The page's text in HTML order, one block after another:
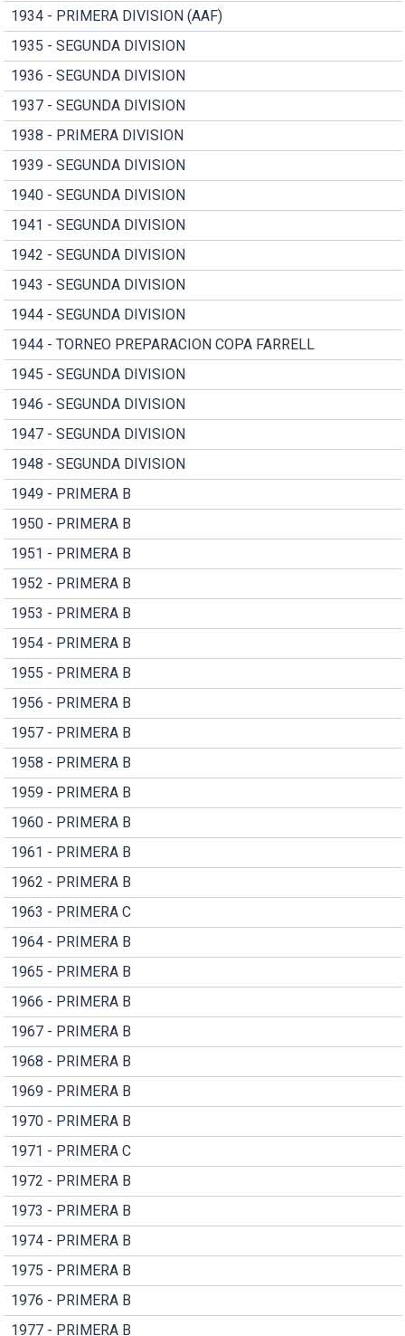
1934 - PRIMERA DIVISION (AAF)
1935 - SEGUNDA DIVISION
1936 - SEGUNDA DIVISION
1937 - SEGUNDA DIVISION
1938 - PRIMERA DIVISION
1939 - SEGUNDA DIVISION
1940 - SEGUNDA DIVISION
1941 - SEGUNDA DIVISION
1942 - SEGUNDA DIVISION
1943 - SEGUNDA DIVISION
1944 - SEGUNDA DIVISION
1944 - TORNEO PREPARACION COPA FARRELL
1945 - SEGUNDA DIVISION
1946 - SEGUNDA DIVISION
1947 - SEGUNDA DIVISION
1948 - SEGUNDA DIVISION
1949 - PRIMERA B
1950 - PRIMERA B
1951 - PRIMERA B
1952 - PRIMERA B
1953 - PRIMERA B
1954 - PRIMERA B
1955 - PRIMERA B
1956 - PRIMERA B
1957 - PRIMERA B
1958 - PRIMERA B
1959 - PRIMERA B
1960 - PRIMERA B
1961 - PRIMERA B
1962 - PRIMERA B
1963 - PRIMERA C
1964 - PRIMERA B
1965 - PRIMERA B
1966 - PRIMERA B
1967 - PRIMERA B
1968 - PRIMERA B
1969 - PRIMERA B
1970 - PRIMERA B
1971 - PRIMERA C
1972 - PRIMERA B
1973 - PRIMERA B
1974 - PRIMERA B
1975 - PRIMERA B
1976 - PRIMERA B
1977 - PRIMERA B